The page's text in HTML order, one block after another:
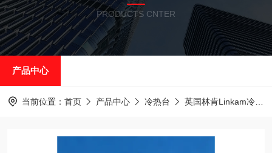
PRODUCTS CNTER
产品中心
当前位置： 首页 产品中心 冷热台 英国林肯Linkam冷热台